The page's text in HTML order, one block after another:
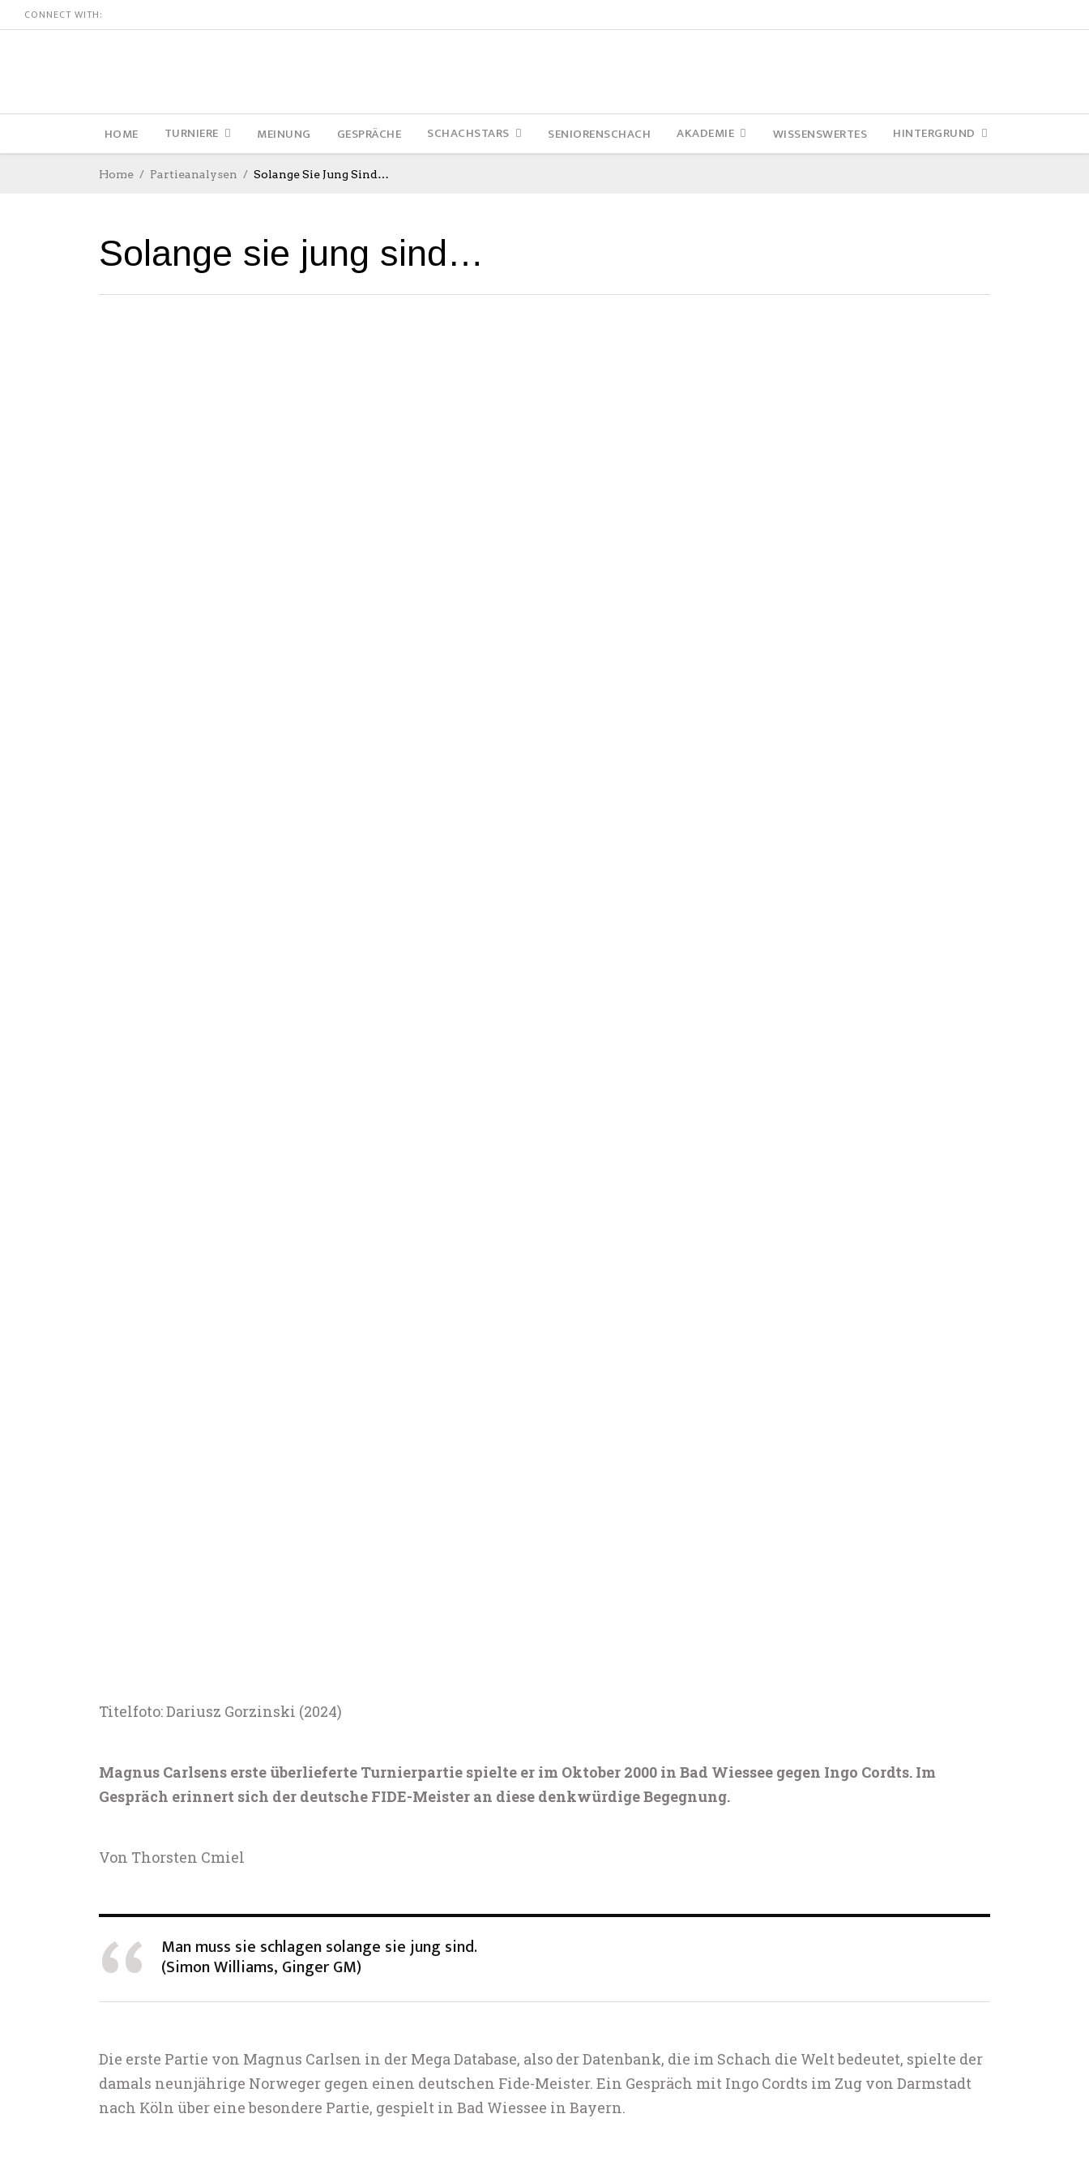
CONNECT WITH:
HOME TURNIERE MEINUNG GESPRÄCHE SCHACHSTARS SENIORENSCHACH AKADEMIE WISSENSWERTES HINTERGRUND
Home Partieanalysen Solange Sie Jung Sind…
Solange sie jung sind…
Titelfoto: Dariusz Gorzinski (2024)
Magnus Carlsens erste überlieferte Turnierpartie spielte er im Oktober 2000 in Bad Wiessee gegen Ingo Cordts. Im
Gespräch erinnert sich der deutsche FIDE-Meister an diese denkwürdige Begegnung.
Von Thorsten Cmiel
Man muss sie schlagen solange sie jung sind.
(Simon Williams, Ginger GM)
Die erste Partie von Magnus Carlsen in der Mega Database, also der Datenbank, die im Schach die Welt bedeutet, spielte der
damals neunjährige Norweger gegen einen deutschen Fide-Meister. Ein Gespräch mit Ingo Cordts im Zug von Darmstadt
nach Köln über eine besondere Partie, gespielt in Bad Wiessee in Bayern.